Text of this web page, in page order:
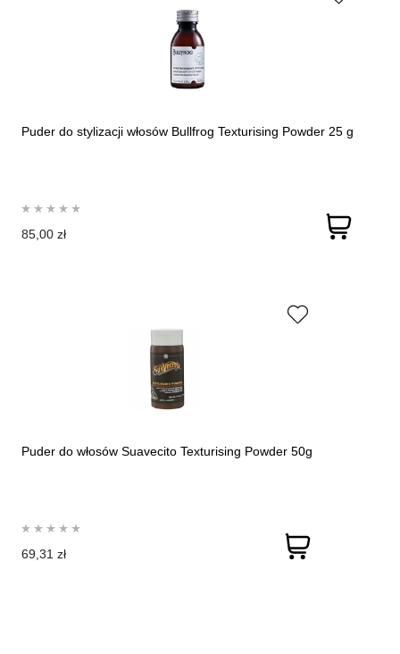
Puder do stylizacji włosów Bullfrog Texturising Powder 25 g
85,00 zł
Puder do włosów Suavecito Texturising Powder 50g
69,31 zł